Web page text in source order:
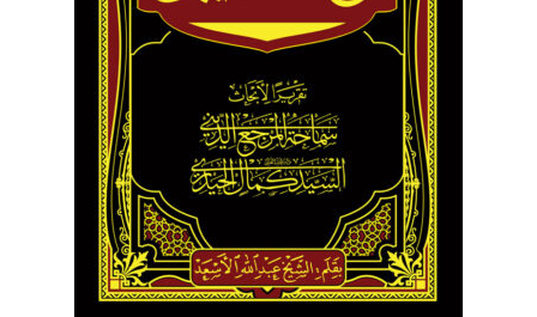
تماس با ما
ثبت شکایات
حساب کاربری من
سبد خرید